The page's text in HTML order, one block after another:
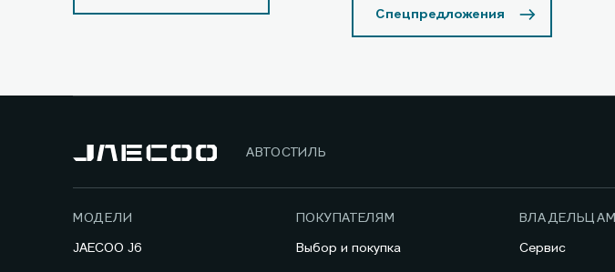
Спецпредложения
АВТОСТИЛЬ
МОДЕЛИ
JAECOO J6
ПОКУПАТЕЛЯМ
Выбор и покупка
ВЛАДЕЛЬЦАМ
Сервис